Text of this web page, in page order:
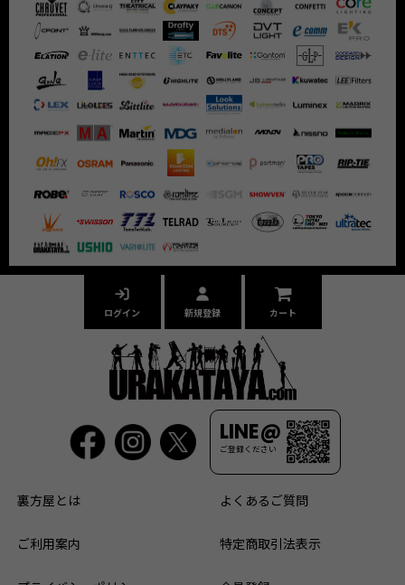
LINE@
ご登録ください
ログイン 新規登録 カート
裏方屋とは よくあるご質問
ご利用案内 特定商取引法表示